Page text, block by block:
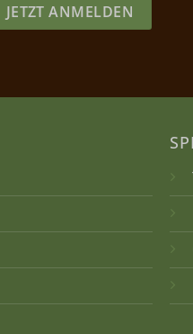
JETZT ANMELDEN